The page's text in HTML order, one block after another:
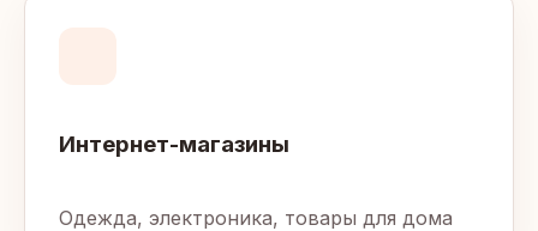
Интернет-магазины
Одежда, электроника, товары для дома